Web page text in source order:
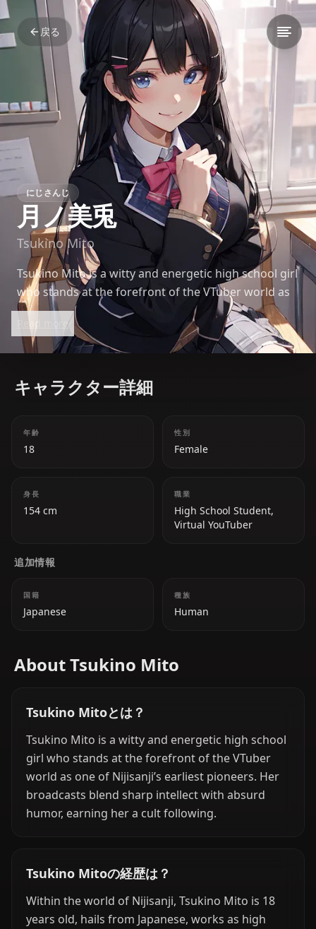
戻る
にじさんじ
月ノ美兎
Tsukino Mito
Tsukino Mito is a witty and energetic high school girl
who stands at the forefront of the VTuber world as
one of Nijisanji’s earliest pioneers. Her broadcasts
blend sharp intellect with absurd humor, earning her
a cult following.
Read more
キャラクター詳細
年齢
18
性別
Female
身長
154 cm
職業
High School Student,
Virtual YouTuber
追加情報
国籍
Japanese
種族
Human
About Tsukino Mito
Tsukino Mitoとは？
Tsukino Mito is a witty and energetic high school
girl who stands at the forefront of the VTuber
world as one of Nijisanji’s earliest pioneers. Her
broadcasts blend sharp intellect with absurd
humor, earning her a cult following.
Tsukino Mitoの経歴は？
Within the world of Nijisanji, Tsukino Mito is 18
years old, hails from Japanese, works as high